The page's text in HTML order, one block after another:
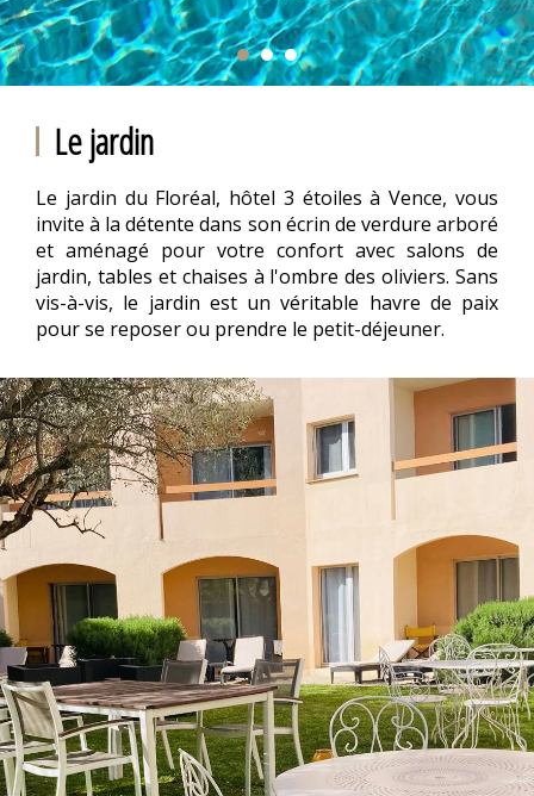
Le jardin
Le jardin du Floréal, hôtel 3 étoiles à Vence, vous
invite à la détente dans son écrin de verdure arboré
et aménagé pour votre confort avec salons de
jardin, tables et chaises à l'ombre des oliviers. Sans
vis-à-vis, le jardin est un véritable havre de paix
pour se reposer ou prendre le petit-déjeuner.